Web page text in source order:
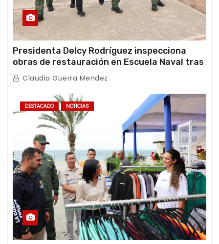
Presidenta Delcy Rodríguez inspecciona
obras de restauración en Escuela Naval tras
afectaciones sísmicas en La Guaira
Claudia Guerra Mendez
DESTACADO NOTICIAS